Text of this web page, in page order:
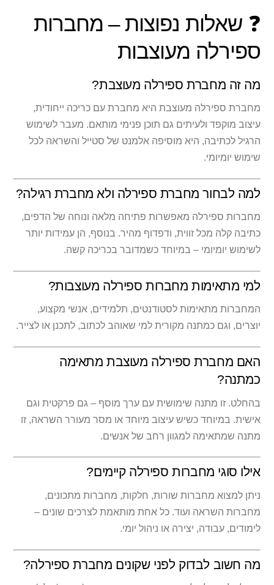
❓ שאלות נפוצות – מחברות
ספירלה מעוצבות
מה זה מחברת ספירלה מעוצבת?
מחברת ספירלה מעוצבת היא מחברת עם כריכה ייחודית,
עיצוב מוקפד ולעיתים גם תוכן פנימי מותאם. מעבר לשימוש
הרגיל לכתיבה, היא מוסיפה אלמנט של סטייל והשראה לכל
שימוש יומיומי.
למה לבחור מחברת ספירלה ולא מחברת רגילה?
מחברות ספירלה מאפשרות פתיחה מלאה ונוחה של הדפים,
כתיבה קלה מכל זווית, ודפדוף מהיר. בנוסף, הן עמידות יותר
לשימוש יומיומי – במיוחד כשמדובר בכריכה קשה.
למי מתאימות מחברות ספירלה מעוצבות?
המחברות מתאימות לסטודנטים, תלמידים, אנשי מקצוע,
יוצרים, וגם כמתנה מקורית למי שאוהב לכתוב, לתכנן או לצייר.
האם מחברת ספירלה מעוצבת מתאימה
כמתנה?
בהחלט. זו מתנה שימושית עם ערך מוסף – גם פרקטית וגם
אישית. במיוחד כשיש עיצוב מיוחד או מסר מעורר השראה, זו
מתנה שמתאימה למגוון רחב של אנשים.
אילו סוגי מחברות ספירלה קיימים?
ניתן למצוא מחברות שורות, חלקות, מחברות מתכונים,
מחברות השראה ועוד. כל אחת מותאמת לצרכים שונים –
לימודים, עבודה, יצירה או ניהול יומי.
מה חשוב לבדוק לפני שקונים מחברת ספירלה?